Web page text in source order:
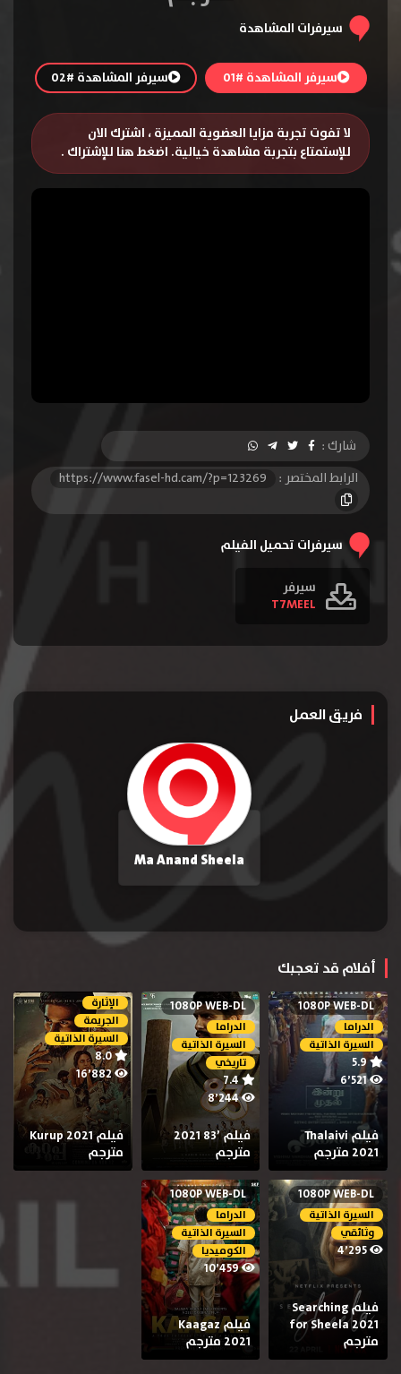
سيرفرات المشاهدة
سيرفر المشاهدة #01 سيرفر المشاهدة #02
لا تفوت تجربة مزايا العضوية المميزة ، اشترك الان
للإستمتاع بتجربة مشاهدة خيالية. اضغط هنا للإشتراك .
شارك :
الرابط المختصر :
https://www.fasel-hd.cam/?p=123269
سيرفرات تحميل الفيلم
سيرفر
T7MEEL
فريق العمل
Ma Anand Sheela
أفلام قد تعجبك
1080P WEB-DL
الدراما
السيرة الذاتية
5.9
6٬521
فيلم Thalaivi
2021 مترجم
1080P WEB-DL
الدراما
السيرة الذاتية
تاريخي
7.4
8٬244
فيلم ’83 2021
مترجم
الإثارة
الجريمة
السيرة الذاتية
8.0
16٬882
فيلم Kurup 2021
مترجم
1080P WEB-DL
السيرة الذاتية
وثائقي
فيلم Searching
for Sheela 2021
مترجم
1080P WEB-DL
الدراما
السيرة الذاتية
الكوميديا
10٬459
فيلم Kaagaz
2021 مترجم